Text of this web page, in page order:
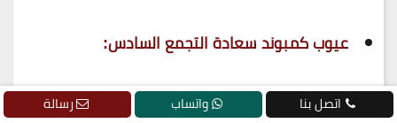
عيوب كمبوند سعادة التجمع السادس:
على الرغم من المزايا الاستثنائية التي يقدمها
اتصل بنا واتساب رسالة